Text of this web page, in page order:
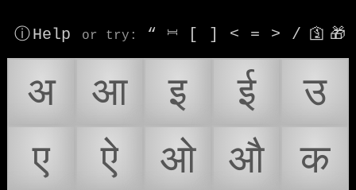
ⓘ Help or try : “ ⎶ [ ] < = > / 🛐 🎁
अ आ इ ई
उ
ए
ऐ ओ औ
क